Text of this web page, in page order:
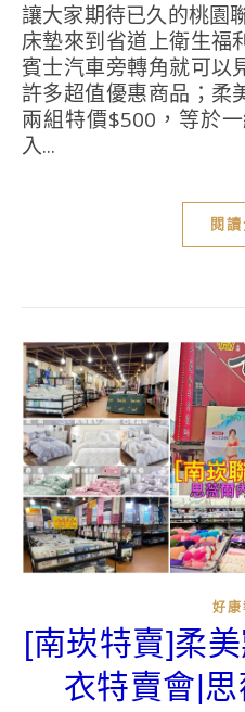
讓大家期待已久的桃園聯合特賣會來囉!柔美寢具
床墊來到省道上衛生福
賓士汽車旁轉角就可以
許多超值優惠商品；柔
兩組特價$500，等於
入...
閱
好康
[南崁特賣]柔
衣特賣會|